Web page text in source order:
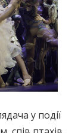
у події